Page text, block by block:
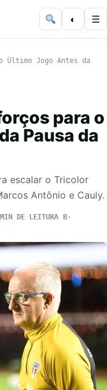
◐ ☰
Último Jogo Antes da
para o
Pausa da
escalar o Tricolor
Antônio e Cauly.
DE LEITURA